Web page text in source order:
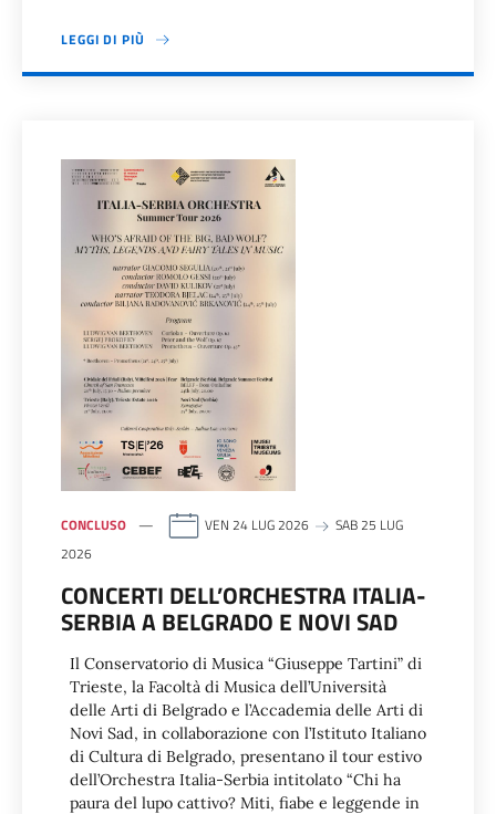
LEGGI DI PIÙ
CONCLUSO VEN 24 LUG 2026
SAB 25 LUG
2026
CONCERTI DELL’ORCHESTRA ITALIA-
SERBIA A BELGRADO E NOVI SAD
Il Conservatorio di Musica “Giuseppe Tartini” di
Trieste, la Facoltà di Musica dell’Università
delle Arti di Belgrado e l’Accademia delle Arti di
Novi Sad, in collaborazione con l’Istituto Italiano
di Cultura di Belgrado, presentano il tour estivo
dell’Orchestra Italia-Serbia intitolato “Chi ha
paura del lupo cattivo? Miti, fiabe e leggende in